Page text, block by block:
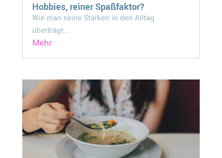
Hobbies, reiner Spaßfaktor?
Wie man seine Stärken in den Alltag
überträgt...
Mehr